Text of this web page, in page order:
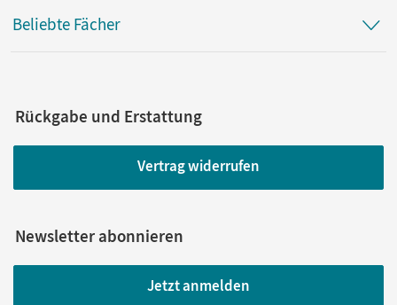
Beliebte Fächer
Rückgabe und Erstattung
Vertrag widerrufen
Newsletter abonnieren
Jetzt anmelden